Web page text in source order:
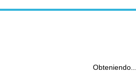
Obteniendo...